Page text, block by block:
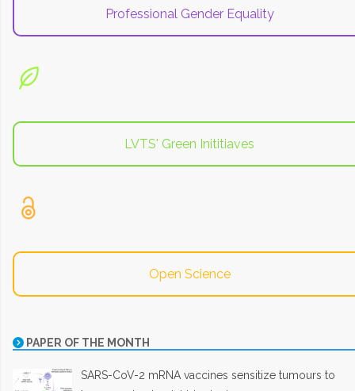
Professional Gender Equality
LVTS' Green Inititiaves
Open Science
PAPER OF THE MONTH
SARS-CoV-2 mRNA vaccines sensitize tumours to